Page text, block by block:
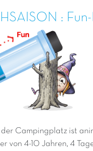
:
der Campingplatz ist
von 4-10 Jahren, 4